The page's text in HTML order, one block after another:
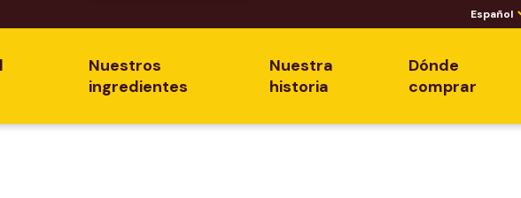
Español
Nuestros
ingredientes
Nuestra
historia
Dónde
comprar